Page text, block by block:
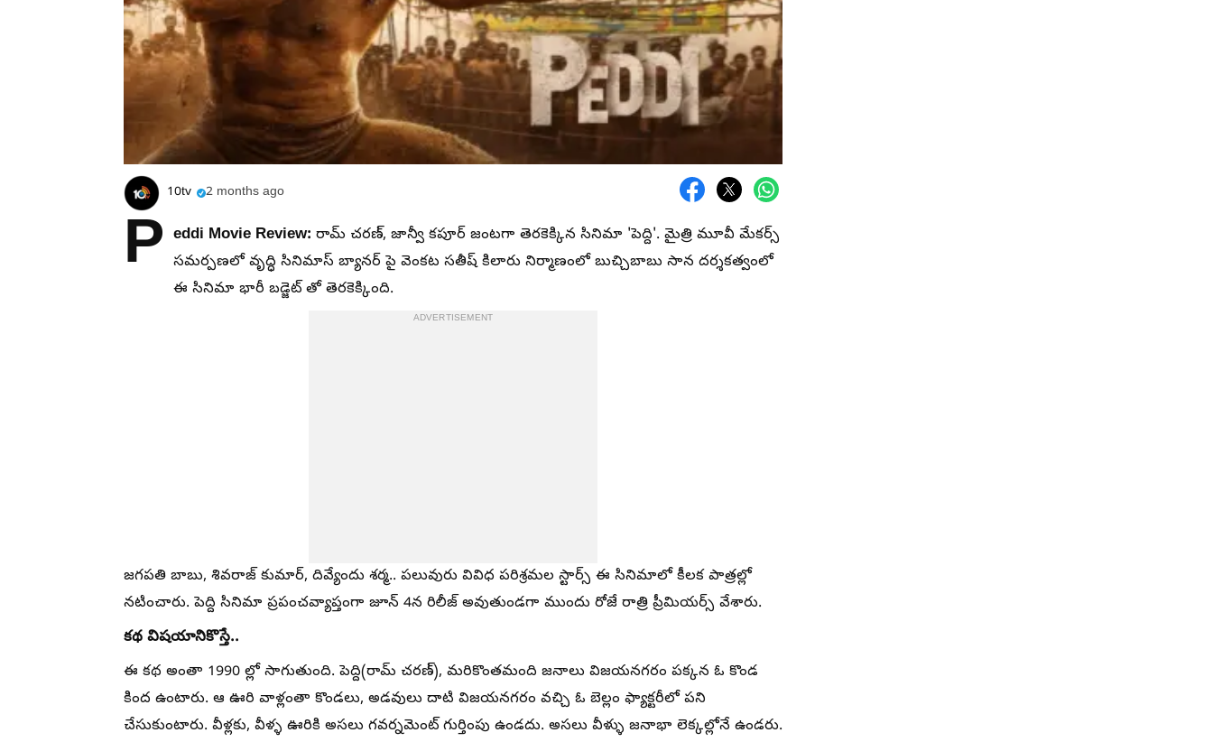
10tv 2 months ago
P eddi Movie Review: రామ్ చరణ్, జాన్వీ కపూర్ జంటగా తెరకెక్కిన సినిమా 'పెద్ది'. మైత్రి మూవీ మేకర్స్
సమర్పణలో వృద్ధి సినిమాస్ బ్యానర్ పై వెంకట సతీష్ కిలారు నిర్మాణంలో బుచ్చిబాబు సాన దర్శకత్వంలో
ఈ సినిమా భారీ బడ్జెట్ తో తెరకెక్కింది.
ADVERTISEMENT
జగపతి బాబు, శివరాజ్ కుమార్, దివ్యేందు శర్మ.. పలువురు వివిధ పరిశ్రమల స్టార్స్ ఈ సినిమాలో కీలక పాత్రల్లో
నటించారు. పెద్ది సినిమా ప్రపంచవ్యాప్తంగా జూన్ 4న రిలీజ్ అవుతుండగా ముందు రోజే రాత్రి ప్రీమియర్స్ వేశారు.
కథ విషయానికొస్తే..
ఈ కథ అంతా 1990 ల్లో సాగుతుంది. పెద్ది(రామ్ చరణ్), మరికొంతమంది జనాలు విజయనగరం పక్కన ఓ కొండ
కింద ఉంటారు. ఆ ఊరి వాళ్లంతా కొండలు, అడవులు దాటి విజయనగరం వచ్చి ఓ బెల్లం ఫ్యాక్టరీలో పని
చేసుకుంటారు. వీళ్లకు, వీళ్ళ ఊరికి అసలు గవర్నమెంట్ గుర్తింపు ఉండదు. అసలు వీళ్ళు జనాభా లెక్కల్లోనే ఉండరు.